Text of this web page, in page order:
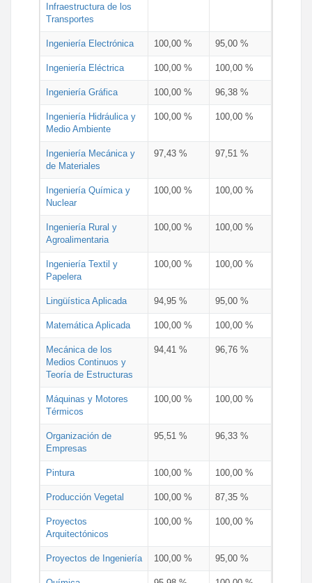
Infraestructura de los
Transportes
Ingeniería Electrónica 100,00 % 95,00 %
Ingeniería Eléctrica 100,00 % 100,00 %
Ingeniería Gráfica 100,00 % 96,38 %
Ingeniería Hidráulica y
Medio Ambiente
100,00 % 100,00 %
Ingeniería Mecánica y
de Materiales
97,43 % 97,51 %
Ingeniería Química y
Nuclear
100,00 % 100,00 %
Ingeniería Rural y
Agroalimentaria
100,00 % 100,00 %
Ingeniería Textil y
Papelera
100,00 % 100,00 %
Lingüística Aplicada 94,95 % 95,00 %
Matemática Aplicada 100,00 % 100,00 %
Mecánica de los
Medios Continuos y
Teoría de Estructuras
94,41 % 96,76 %
Máquinas y Motores
Térmicos
100,00 % 100,00 %
Organización de
Empresas
95,51 % 96,33 %
Pintura 100,00 % 100,00 %
Producción Vegetal 100,00 % 87,35 %
Proyectos
Arquitectónicos
100,00 % 100,00 %
Proyectos de Ingeniería 100,00 % 95,00 %